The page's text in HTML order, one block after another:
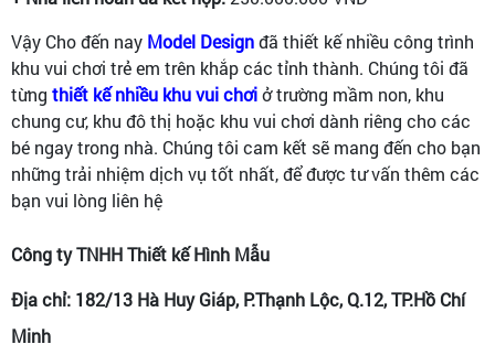
Vậy Cho đến nay Model Designđã thiết kế nhiều công trình
khu vui chơi trẻ em trên khắp các tỉnh thành. Chúng tôi đã
từng thiết kế nhiều khu vui chơiở trường mầm non, khu
chung cư, khu đô thị hoặc khu vui chơi dành riêng cho các
bé ngay trong nhà. Chúng tôi cam kết sẽ mang đến cho bạn
những trải nhiệm dịch vụ tốt nhất, để được tư vấn thêm các
bạn vui lòng liên hệ
Công ty TNHH Thiết kế Hình Mẫu
Địa chỉ: 182/13 Hà Huy Giáp, P.Thạnh Lộc, Q.12, TP.Hồ Chí
Minh